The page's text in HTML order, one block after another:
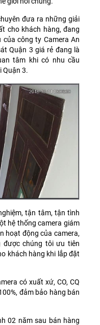
đưa ra những giải
cho khách hàng, đang
công ty Camera An
Quận 3 giá rẻ đang là
tâm khi có nhu cầu
Quận 3.
tận tâm, tận tình
hệ thống camera giám
hoạt động của camera,
được chúng tôi ưu tiên
khách hàng khi lắp đặt
có xuất xứ, CO, CQ
đảm bảo hàng bán
02 năm sau bán hàng